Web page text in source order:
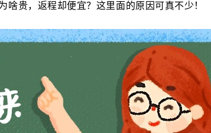
啥贵，返程却便宜？这里面的原因可真不少！